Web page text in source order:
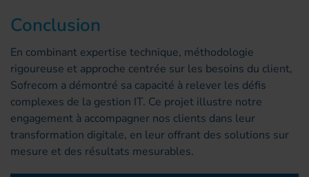
Conclusion
En combinant expertise technique, méthodologie
rigoureuse et approche centrée sur les besoins du client,
Sofrecom a démontré sa capacité à relever les défis
complexes de la gestion IT. Ce projet illustre notre
engagement à accompagner nos clients dans leur
transformation digitale, en leur offrant des solutions sur
mesure et des résultats mesurables.